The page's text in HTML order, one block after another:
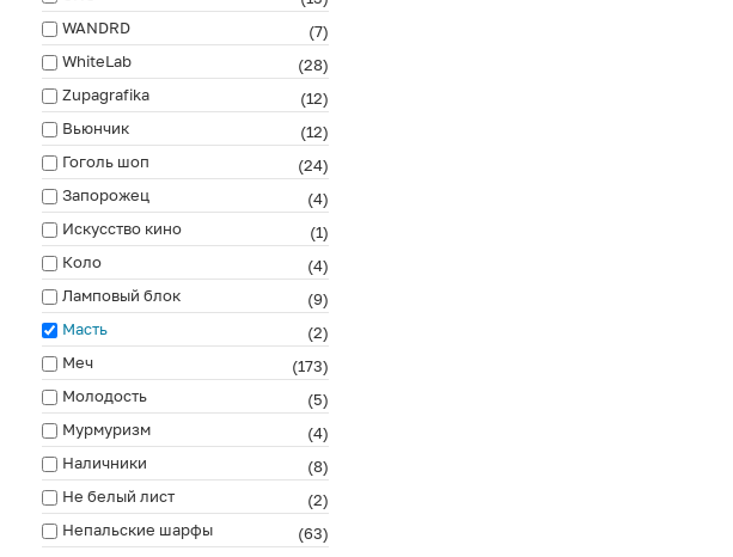
WANDRD
(7)
WhiteLab
(28)
Zupagrafika
(12)
Вьюнчик
(12)
Гоголь шоп
(24)
Запорожец
(4)
Искусство кино
(1)
Коло
(4)
Ламповый блок
(9)
Масть
(2)
Меч
(173)
Молодость
(5)
Мурмуризм
(4)
Наличники
(8)
Не белый лист
(2)
Непальские шарфы
(63)